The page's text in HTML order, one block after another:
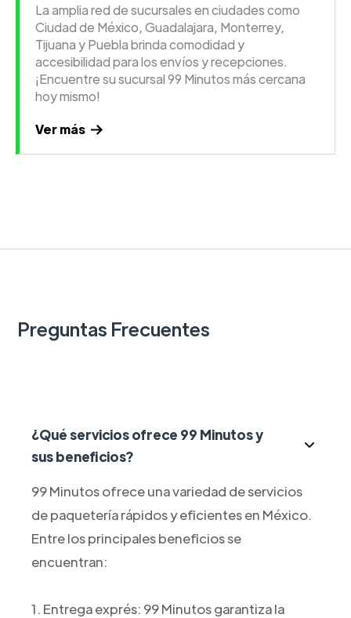
La amplia red de sucursales en ciudades como
Ciudad de México, Guadalajara, Monterrey,
Tijuana y Puebla brinda comodidad y
accesibilidad para los envíos y recepciones.
¡Encuentre su sucursal 99 Minutos más cercana
hoy mismo!
Ver más
Preguntas Frecuentes
¿Qué servicios ofrece 99 Minutos y
sus beneficios?
99 Minutos ofrece una variedad de servicios
de paquetería rápidos y eficientes en México.
Entre los principales beneficios se
encuentran:
1. Entrega exprés: 99 Minutos garantiza la